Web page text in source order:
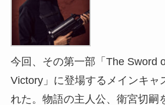
今回、その第一部「The Sword
Victory」に登場するメインキャ
れた。物語の主人公、衛宮切嗣